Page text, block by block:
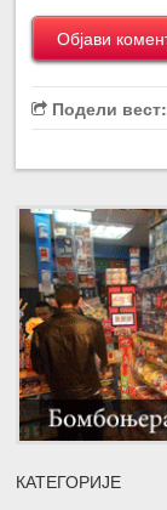
Подели вест:
КАТЕГОРИЈЕ